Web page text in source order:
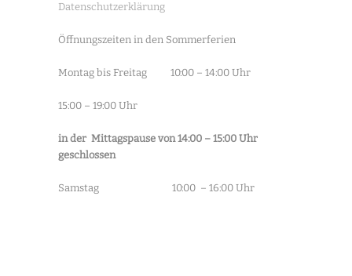
Datenschutzerklärung
Öffnungszeiten in den Sommerferien
Montag bis Freitag 10:00 – 14:00 Uhr
15:00 – 19:00 Uhr
in der Mittagspause von 14:00 – 15:00 Uhr
geschlossen
Samstag 10:00 – 16:00 Uhr